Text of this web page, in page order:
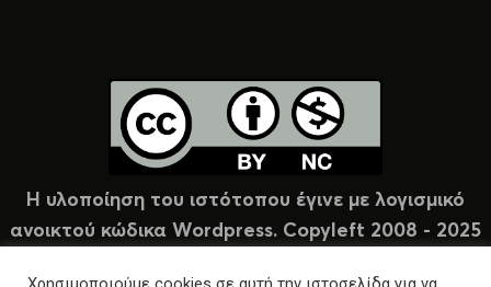
Η υλοποίηση του ιστότοπου έγινε με λογισμικό
ανοικτού κώδικα Wordpress. Copyleft 2008 - 2025